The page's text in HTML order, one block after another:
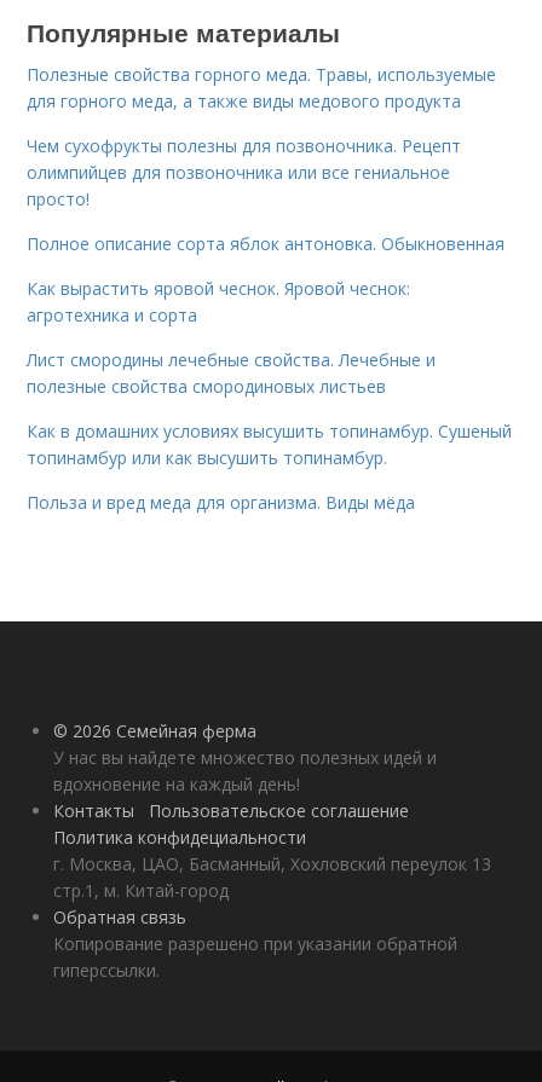
Популярные материалы
Полезные свойства горного меда. Травы, используемые
для горного меда, а также виды медового продукта
Чем сухофрукты полезны для позвоночника. Рецепт
олимпийцев для позвоночника или все гениальное
просто!
Полное описание сорта яблок антоновка. Обыкновенная
Как вырастить яровой чеснок. Яровой чеснок:
агротехника и сорта
Лист смородины лечебные свойства. Лечебные и
полезные свойства смородиновых листьев
Как в домашних условиях высушить топинамбур. Сушеный
топинамбур или как высушить топинамбур.
Польза и вред меда для организма. Виды мёда
© 2026 Семейная ферма
У нас вы найдете множество полезных идей и
вдохновение на каждый день!
Контакты
Пользовательское соглашение
Политика конфидециальности
г. Москва, ЦАО, Басманный, Хохловский переулок 13
стр.1, м. Китай-город
Обратная связь
Копирование разрешено при указании обратной
гиперссылки.